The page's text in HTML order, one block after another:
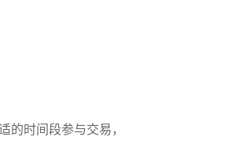
的时间段参与交易，